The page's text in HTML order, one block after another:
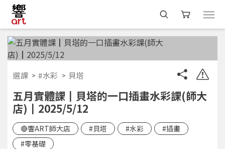
選課 #水彩 貝塔
五月實體課┃貝塔的一口插畫水彩課(師大
店)┃2025/5/12
🔴響ART師大店 #貝塔 #水彩
#插畫
#零基礎